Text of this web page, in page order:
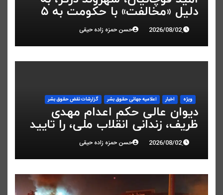
دلیل «مخالفت» با حکومت به ۵
سال زندان محکوم شد
حسن حمزه زاده حیقی
ویژه اخبار اعلاميه جهانی حقوق بشر گزارشات نقض حقوق بشر
دیوان عالی حکم اعدام مهدی
ظریف، زندانی انقلاب ملی، را تایید
کرد حسن حمزه زاده حیقی